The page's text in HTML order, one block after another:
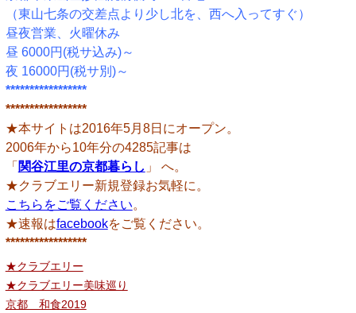
（東山七条の交差点より少し北を、西へ入ってすぐ）
昼夜営業、火曜休み
昼 6000円(税サ込み)～
夜 16000円(税サ別)～
*****************
*****************
★本サイトは2016年5月8日にオープン。
2006年から10年分の4285記事は
「 関谷江里の京都暮らし 」 へ。
★クラブエリー新規登録お気軽に。
こちらをご覧ください。
★速報はfacebookをご覧ください。
*****************
★クラブエリー
★クラブエリー美味巡り
京都 和食2019